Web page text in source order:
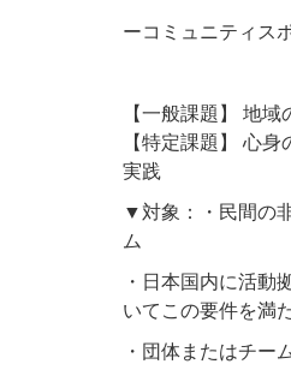
ーコミュニティス
【一般課題】 地
【特定課題】 心
実践
▼対象：・民間の
ム
・日本国内に活動
いてこの要件を満
・団体またはチー